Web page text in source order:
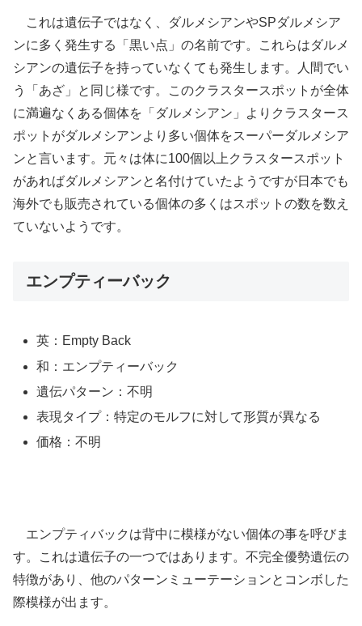
これは遺伝子ではなく、ダルメシアンやSPダルメシア
ンに多く発生する「黒い点」の名前です。これらはダルメ
シアンの遺伝子を持っていなくても発生します。人間でい
う「あざ」と同じ様です。このクラスタースポットが全体
に満遍なくある個体を「ダルメシアン」よりクラスタース
ポットがダルメシアンより多い個体をスーパーダルメシア
ンと言います。元々は体に100個以上クラスタースポット
があればダルメシアンと名付けていたようですが日本でも
海外でも販売されている個体の多くはスポットの数を数え
ていないようです。
エンプティーバック
英：Empty Back
和：エンプティーバック
遺伝パターン：不明
表現タイプ：特定のモルフに対して形質が異なる
価格：不明
エンプティバックは背中に模様がない個体の事を呼びま
す。これは遺伝子の一つではあります。不完全優勢遺伝の
特徴があり、他のパターンミューテーションとコンボした
際模様が出ます。